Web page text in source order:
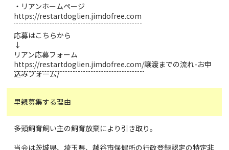
・リアンホームページ
https://restartdoglien.jimdofree.com
応募はこちらから
↓
リアン応募フォーム
https://restartdoglien.jimdofree.com/譲渡までの流れ-お申
込みフォーム/
里親募集する理由
多頭飼育飼い主の飼育放棄により引き取り。
当会は茨城県、埼玉県、越谷市保健所の行政登録認定の特定非